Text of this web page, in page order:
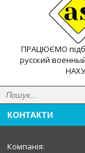
ПРАЦЮЄМО
русский
КОНТАКТИ